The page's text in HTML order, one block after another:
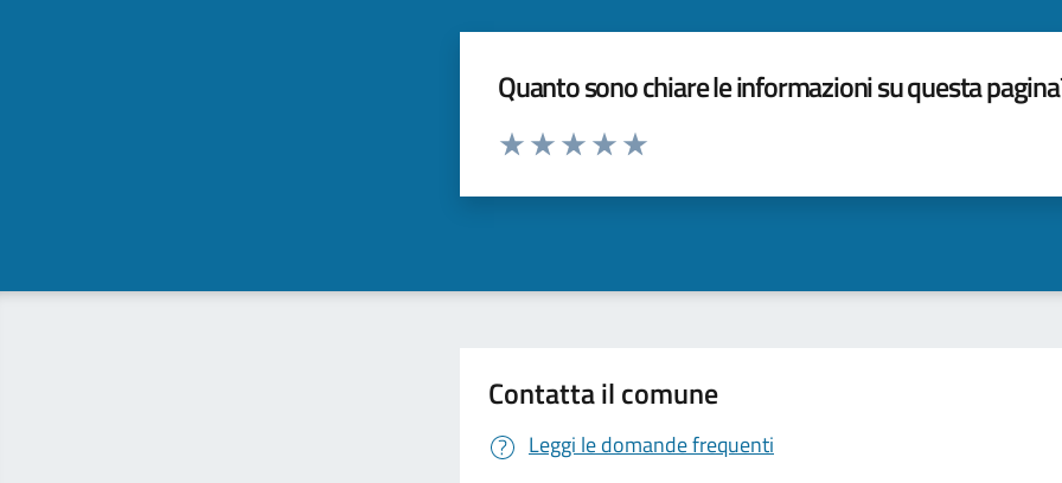
Quanto sono chiare le informazioni su questa
Valuta da 1 a 5 stelle la pagina
Contatta il comune
Leggi le domande frequenti